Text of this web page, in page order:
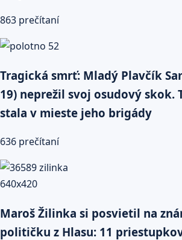
863 prečítaní
Tragická smrť: Mladý Plavčík
19) neprežil svoj osudový skok.
stala v mieste jeho brigády
636 prečítaní
Maroš Žilinka si posvietil na
političku z Hlasu: 11